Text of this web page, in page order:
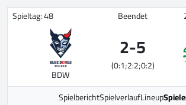
Spieltag: 48 Beendet
BDW
2-5
(0:1;2:2;0:2)
SpielberichtSpielverlaufLineup